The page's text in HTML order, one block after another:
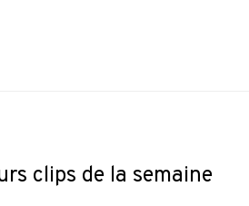
clips de la semaine